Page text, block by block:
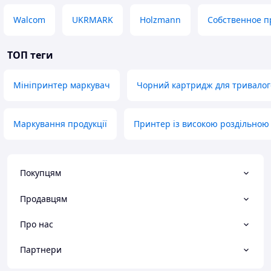
предмети та поверхні.
Walcom UKRMARK Holzmann Собственное
ТОП теги
Мініпринтер маркувач Чорний картридж для
Маркування продукції Принтер із високою
Покупцям
Продавцям
Про нас
Партнери